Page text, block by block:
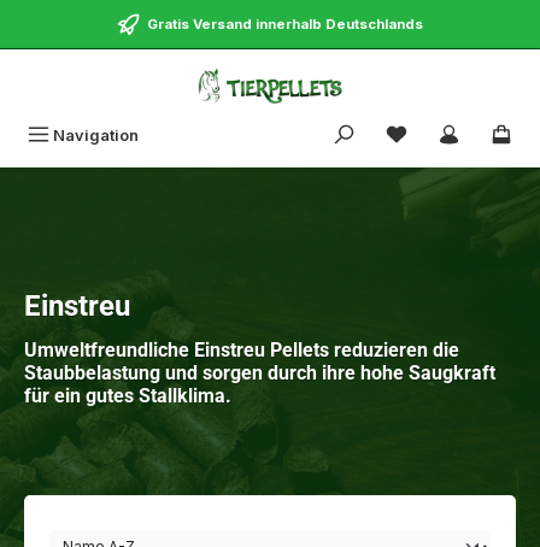
Gratis Versand innerhalb Deutschlands
Navigation
Einstreu
Umweltfreundliche Einstreu Pellets reduzieren die
Staubbelastung und sorgen durch ihre hohe Saugkraft
für ein gutes Stallklima.